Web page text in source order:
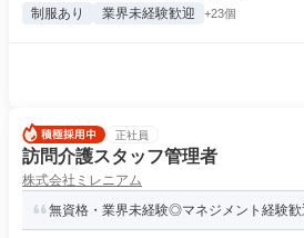
制服あり 業界未経験歓迎 +23個
正社員
訪問介護スタッフ管理者
株式会社ミレニアム
無資格・業界未経験◎マネジメント経験